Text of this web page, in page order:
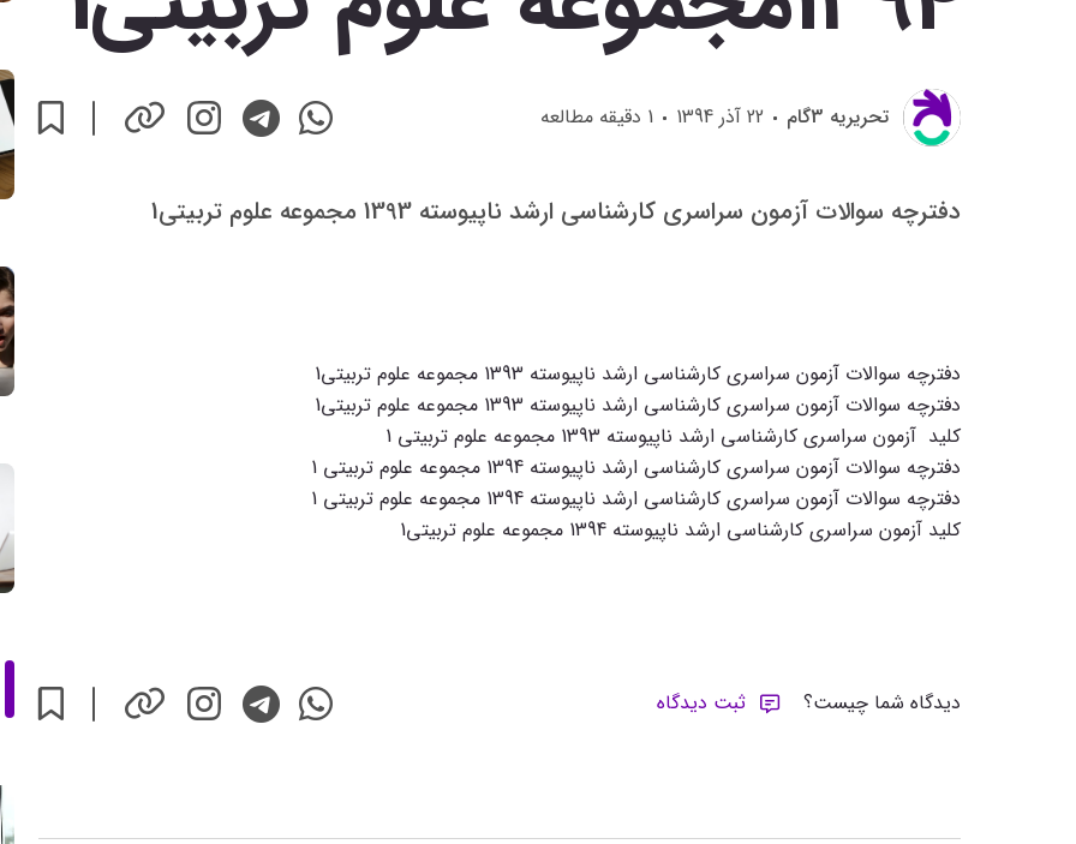
تحريريه 3گام 22 آذر 1394 1 دقیقه مطالعه
دفترچه سوالات آزمون سراسری کارشناسی ارشد ناپیوسته 1393 مجموعه علوم تربیتی1
دفترچه سوالات آزمون سراسری کارشناسی ارشد ناپیوسته 1393 مجموعه علوم تربیتی1
دفترچه سوالات آزمون سراسری کارشناسی ارشد ناپیوسته 1393 مجموعه علوم تربیتی1
کلید آزمون سراسری کارشناسی ارشد ناپیوسته 1393 مجموعه علوم تربیتی 1
دفترچه سوالات آزمون سراسری کارشناسی ارشد ناپیوسته 1394 مجموعه علوم تربیتی 1
دفترچه سوالات آزمون سراسری کارشناسی ارشد ناپیوسته 1394 مجموعه علوم تربیتی 1
کلید آزمون سراسری کارشناسی ارشد ناپیوسته 1394 مجموعه علوم تربیتی1
دیدگاه شما چیست؟ ثبت دیدگاه